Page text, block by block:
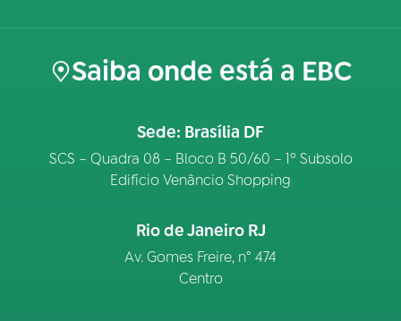
Saiba onde está a EBC
Sede: Brasília DF
SCS – Quadra 08 – Bloco B 50/60 – 1º Subsolo
Edifício Venâncio Shopping
Rio de Janeiro RJ
Av. Gomes Freire, n° 474
Centro